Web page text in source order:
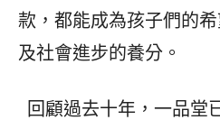
款，都能成為孩子們的
及社會進步的養分。
回顧過去十年，一品堂